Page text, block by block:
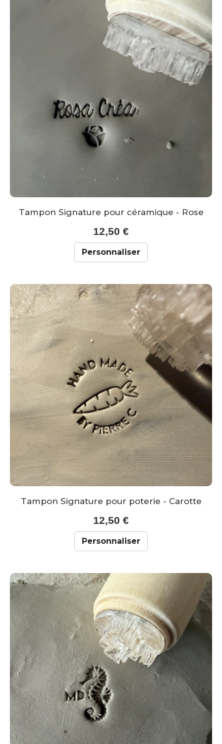
Tampon Signature pour céramique - Rose
12,50 €
Personnaliser
Tampon Signature pour poterie - Carotte
12,50 €
Personnaliser